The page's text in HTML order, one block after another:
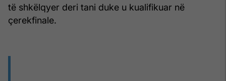
të shkëlqyer deri tani duke u kualifikuar në
çerekfinale.